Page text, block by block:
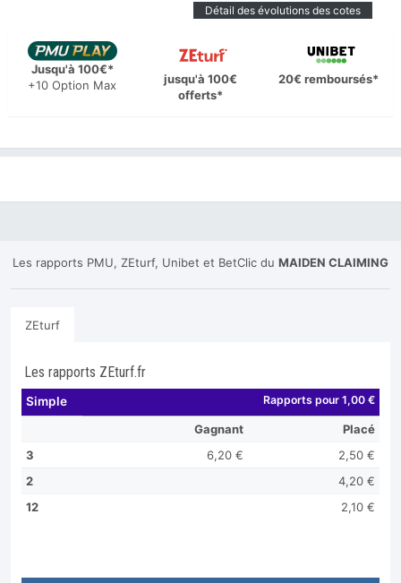
Détail des évolutions des cotes
Jusqu'à 100€*
+10 Option Max
jusqu'à 100€
offerts*
20€ remboursés*
Les rapports PMU, ZEturf, Unibet et BetClic du MAIDEN CLAIMING
ZEturf
Les rapports ZEturf.fr
Simple Rapports pour 1,00 €
Gagnant
Placé
3
6,20 €
2,50 €
2
4,20 €
12
2,10 €